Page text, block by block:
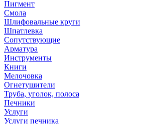
Пигмент
Смола
Шлифовальные круги
Шпатлевка
Сопутствующие
Арматура
Инструменты
Книги
Мелочовка
Огнетушители
Труба, уголок, полоса
Печники
Услуги
Услуги печника